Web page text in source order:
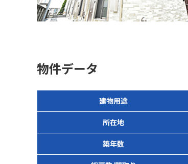
物件データ
建物用途
所在地
築年数